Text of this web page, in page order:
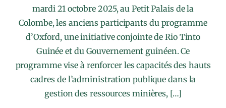
mardi 21 octobre 2025, au Petit Palais de la
Colombe, les anciens participants du programme
d’Oxford, une initiative conjointe de Rio Tinto
Guinée et du Gouvernement guinéen. Ce
programme vise à renforcer les capacités des hauts
cadres de l’administration publique dans la
gestion des ressources minières, […]